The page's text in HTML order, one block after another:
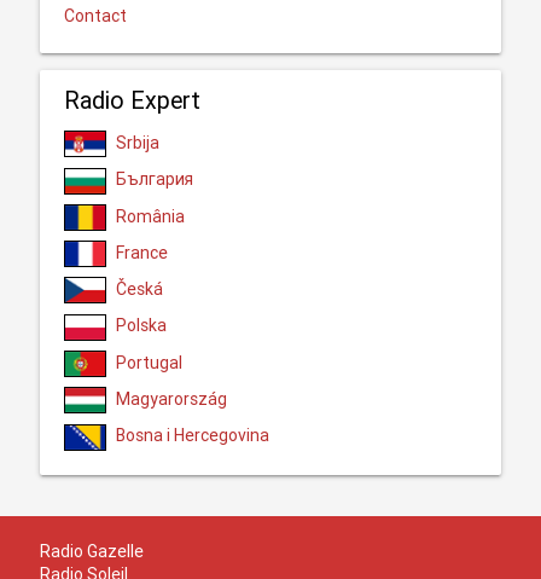
Contact
Radio Expert
Srbija
България
România
France
Česká
Polska
Portugal
Magyarország
Bosna i Hercegovina
Radio Gazelle
Radio Soleil